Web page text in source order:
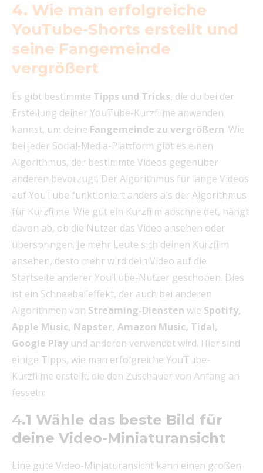
4. Wie man erfolgreiche
YouTube-Shorts erstellt und
seine Fangemeinde
vergrößert
Es gibt bestimmte Tipps und Tricks, die du bei der
Erstellung deiner YouTube-Kurzfilme anwenden
kannst, um deine Fangemeinde zu vergrößern. Wie
bei jeder Social-Media-Plattform gibt es einen
Algorithmus, der bestimmte Videos gegenüber
anderen bevorzugt. Der Algorithmus für lange Videos
auf YouTube funktioniert anders als der Algorithmus
für Kurzfilme. Wie gut ein Kurzfilm abschneidet, hängt
davon ab, ob die Nutzer das Video ansehen oder
überspringen. Je mehr Leute sich deinen Kurzfilm
ansehen, desto mehr wird dein Video auf die
Startseite anderer YouTube-Nutzer geschoben. Dies
ist ein Schneeballeffekt, der auch bei anderen
Algorithmen von Streaming-Diensten wie Spotify,
Apple Music, Napster, Amazon Music, Tidal,
Google Play und anderen verwendet wird. Hier sind
einige Tipps, wie man erfolgreiche YouTube-
Kurzfilme erstellt, die den Zuschauer von Anfang an
fesseln:
4.1 Wähle das beste Bild für
deine Video-Miniaturansicht
Eine gute Video-Miniaturansicht kann einen großen